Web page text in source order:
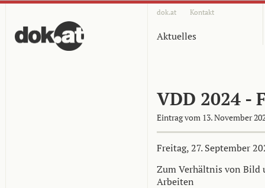
dok.at Kontakt
Aktuelles
VDD 2024 -
Eintrag vom 13. November
Freitag, 27. September
Zum Verhältnis von Bild
Arbeiten